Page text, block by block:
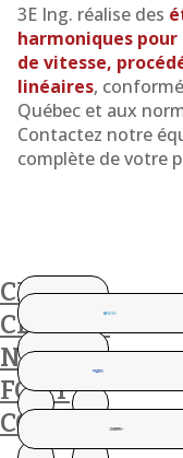
3E Ing. réalise des
harmoniques
de vitesse,
linéaires,
Québec et aux
Contactez notre
complète de votre
CES
CLIENTS
NOUS
FONT
CONFIANCE